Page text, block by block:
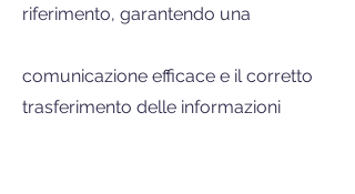
riferimento, garantendo una
comunicazione efficace e il corretto
trasferimento delle informazioni